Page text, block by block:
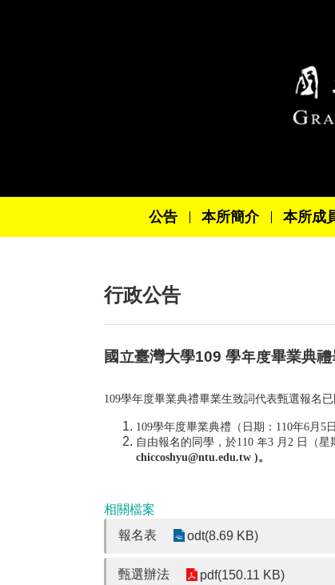
公告 本所簡介 本所成
行政公告
國立臺灣大學109 學年度畢業典
109學年度畢業典禮畢業生致詞代表甄選報名
109學年度畢業典禮（日期：110年6月5
自由報名的同學，於110 年3 月2 日（
chiccoshyu@ntu.edu.tw )。
相關檔案
報名表
odt(8.69 KB)
甄選辦法 pdf(150.11 KB)